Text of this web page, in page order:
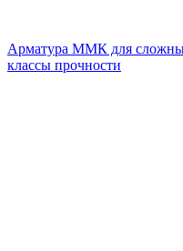
Арматура ММК для
классы прочности